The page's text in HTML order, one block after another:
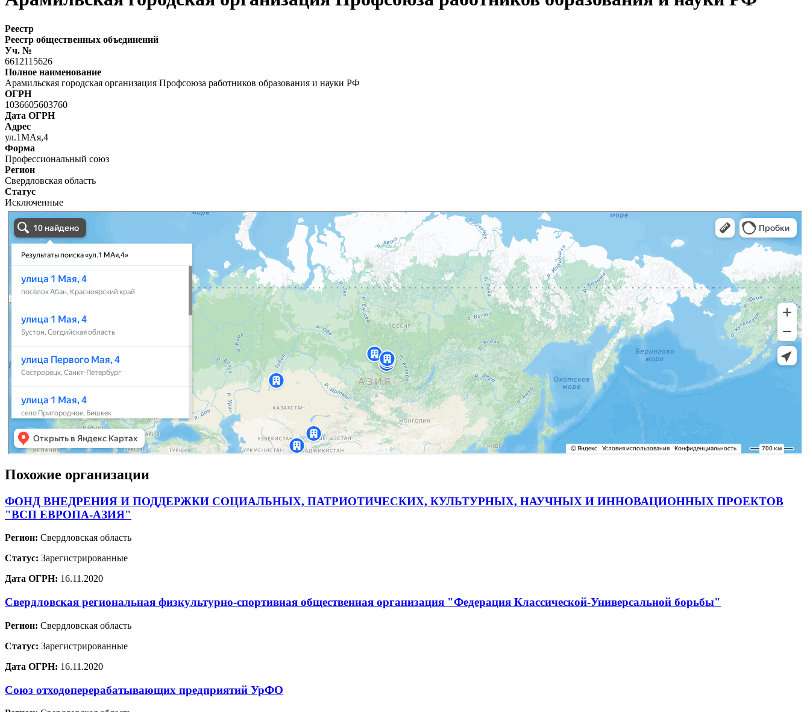
Реестр
Реестр общественных объединений
Уч. №
6612115626
Полное наименование
Арамильская городская организация Профсоюза работников образования и науки РФ
ОГРН
1036605603760
Дата ОГРН
Адрес
ул.1МАя,4
Форма
Профессиональный союз
Регион
Свердловская область
Статус
Исключенные
Похожие организации
ФОНД ВНЕДРЕНИЯ И ПОДДЕРЖКИ СОЦИАЛЬНЫХ, ПАТРИОТИЧЕСКИХ, КУЛЬТУРНЫХ, НАУЧНЫХ И ИННОВАЦИОННЫХ ПРОЕКТОВ
"ВСП ЕВРОПА-АЗИЯ"
Регион: Свердловская область
Статус: Зарегистрированные
Дата ОГРН: 16.11.2020
Свердловская региональная физкультурно-спортивная общественная организация "Федерация Классической-Универсальной борьбы"
Регион: Свердловская область
Статус: Зарегистрированные
Дата ОГРН: 16.11.2020
Союз отходоперерабатывающих предприятий УрФО